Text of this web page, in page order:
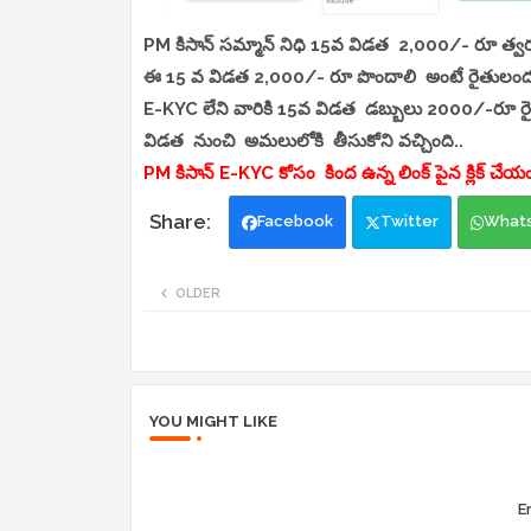
PM కిసాన్ సమ్మాన్ నిధి 15వ విడత 2,000/- రూ
ఈ 15 వ విడత 2,000/- రూ పొందాలి అంటే
E-KYC లేని వారికి 15వ విడత డబ్బులు 2000/-రూ
విడత నుంచి అమలులోకి తీసుకోని వచ్చింది..
PM కిసాన్ E-KYC కోసం కింద ఉన్న లింక్ పైన క్లిక్
Facebook Twitter
OLDER
YOU MIGHT LIKE